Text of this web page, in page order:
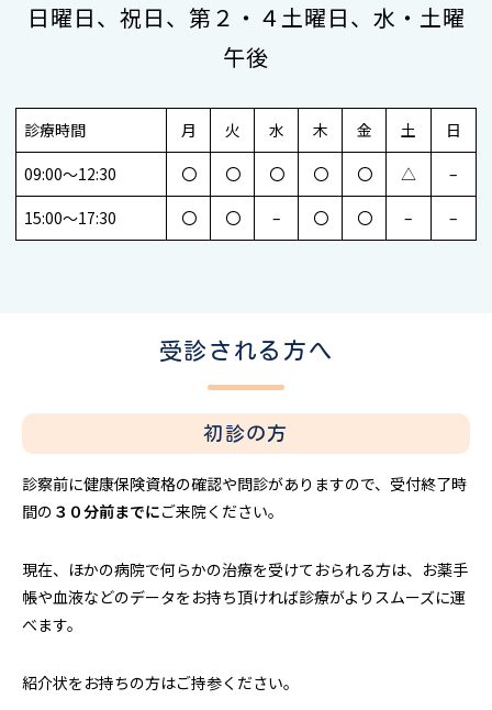
日曜日、祝日、第２・４土曜日、水・土曜
午後
診療時間 月 火 水 木 金 土
日
09:00～12:30
〇 〇 〇 〇 〇 △
–
15:00～17:30
〇 〇 – 〇 〇 – –
受診される方へ
初診の方
診察前に健康保険資格の確認や問診がありますので、受付終了時
間の ３０分前までにご来院ください。
現在、ほかの病院で何らかの治療を受けておられる方は、お薬手
帳や血液などのデータをお持ち頂ければ診療がよりスムーズに運
べます。
紹介状をお持ちの方はご持参ください。